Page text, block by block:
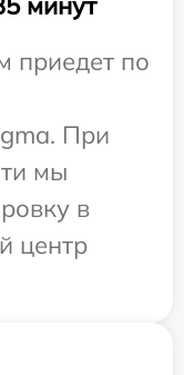
приедет по
При
мы
в
центр